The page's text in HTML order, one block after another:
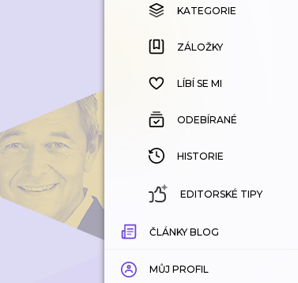
KATEGORIE
ZÁLOŽKY
HISTORIE
KATEGORIE
ZÁLOŽKY
LÍBÍ SE MI
ODEBÍRANÉ
HISTORIE
EDITORSKÉ TIPY
ČLÁNKY BLOG
MŮJ PROFIL